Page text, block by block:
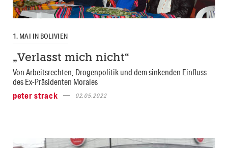
1. MAI IN BOLIVIEN
„Verlasst mich nicht“
Von Arbeitsrechten, Drogenpolitik und dem sinkenden Einfluss
des Ex-Präsidenten Morales
peter strack
02.05.2022